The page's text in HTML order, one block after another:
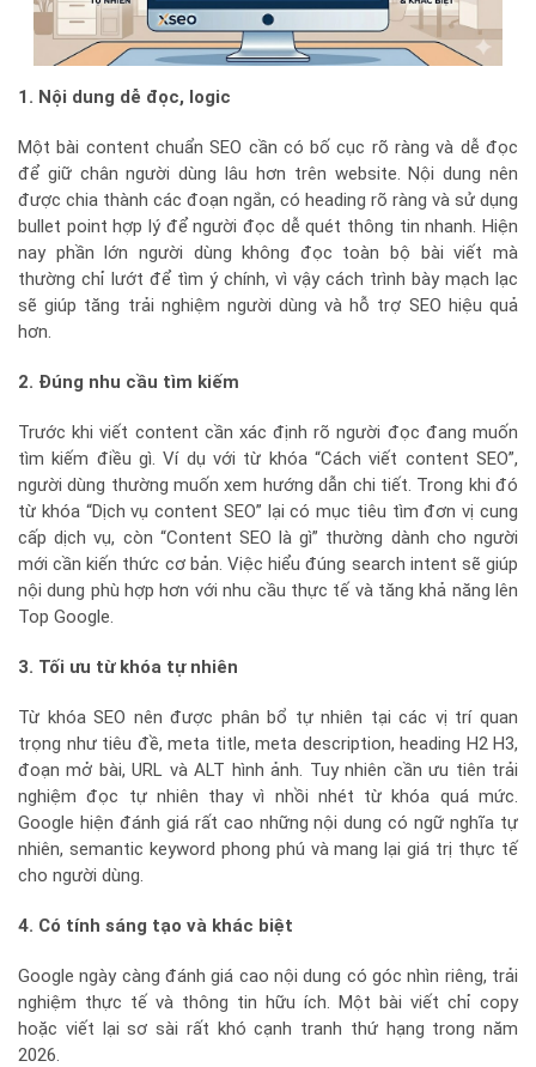
1. Nội dung dễ đọc, logic
Một bài content chuẩn SEO cần có bố cục rõ ràng và dễ đọc
để giữ chân người dùng lâu hơn trên website. Nội dung nên
được chia thành các đoạn ngắn, có heading rõ ràng và sử dụng
bullet point hợp lý để người đọc dễ quét thông tin nhanh. Hiện
nay phần lớn người dùng không đọc toàn bộ bài viết mà
thường chỉ lướt để tìm ý chính, vì vậy cách trình bày mạch lạc
sẽ giúp tăng trải nghiệm người dùng và hỗ trợ SEO hiệu quả
hơn.
2. Đúng nhu cầu tìm kiếm
Trước khi viết content cần xác định rõ người đọc đang muốn
tìm kiếm điều gì. Ví dụ với từ khóa “Cách viết content SEO”,
người dùng thường muốn xem hướng dẫn chi tiết. Trong khi đó
từ khóa “Dịch vụ content SEO” lại có mục tiêu tìm đơn vị cung
cấp dịch vụ, còn “Content SEO là gì” thường dành cho người
mới cần kiến thức cơ bản. Việc hiểu đúng search intent sẽ giúp
nội dung phù hợp hơn với nhu cầu thực tế và tăng khả năng lên
Top Google.
3. Tối ưu từ khóa tự nhiên
Từ khóa SEO nên được phân bổ tự nhiên tại các vị trí quan
trọng như tiêu đề, meta title, meta description, heading H2 H3,
đoạn mở bài, URL và ALT hình ảnh. Tuy nhiên cần ưu tiên trải
nghiệm đọc tự nhiên thay vì nhồi nhét từ khóa quá mức.
Google hiện đánh giá rất cao những nội dung có ngữ nghĩa tự
nhiên, semantic keyword phong phú và mang lại giá trị thực tế
cho người dùng.
4. Có tính sáng tạo và khác biệt
Google ngày càng đánh giá cao nội dung có góc nhìn riêng, trải
nghiệm thực tế và thông tin hữu ích. Một bài viết chỉ copy
hoặc viết lại sơ sài rất khó cạnh tranh thứ hạng trong năm
2026.